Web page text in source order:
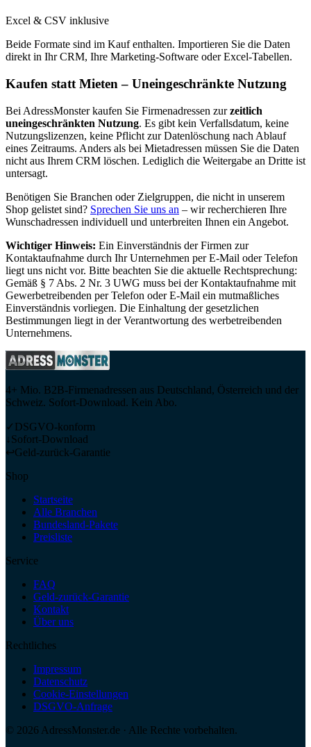
Excel & CSV inklusive
Beide Formate sind im Kauf enthalten. Importieren Sie die Daten
direkt in Ihr CRM, Ihre Marketing-Software oder Excel-Tabellen.
Kaufen statt Mieten – Uneingeschränkte Nutzung
Bei AdressMonster kaufen Sie Firmenadressen zur zeitlich
uneingeschränkten Nutzung. Es gibt kein Verfallsdatum, keine
Nutzungslizenzen, keine Pflicht zur Datenlöschung nach Ablauf
eines Zeitraums. Anders als bei Mietadressen müssen Sie die Daten
nicht aus Ihrem CRM löschen. Lediglich die Weitergabe an Dritte ist
untersagt.
Benötigen Sie Branchen oder Zielgruppen, die nicht in unserem
Shop gelistet sind? Sprechen Sie uns an – wir recherchieren Ihre
Wunschadressen individuell und unterbreiten Ihnen ein Angebot.
Wichtiger Hinweis: Ein Einverständnis der Firmen zur
Kontaktaufnahme durch Ihr Unternehmen per E-Mail oder Telefon
liegt uns nicht vor. Bitte beachten Sie die aktuelle Rechtsprechung:
Gemäß § 7 Abs. 2 Nr. 3 UWG muss bei der Kontaktaufnahme mit
Gewerbetreibenden per Telefon oder E-Mail ein mutmaßliches
Einverständnis vorliegen. Die Einhaltung der gesetzlichen
Bestimmungen liegt in der Verantwortung des werbetreibenden
Unternehmens.
4+ Mio. B2B-Firmenadressen aus Deutschland, Österreich und der
Schweiz. Sofort-Download. Kein Abo.
✓ DSGVO-konform
↓Sofort-Download
↩Geld-zurück-Garantie
Shop
Startseite
Alle Branchen
Bundesland-Pakete
Preisliste
Service
FAQ
Geld-zurück-Garantie
Kontakt
Über uns
Rechtliches
Impressum
Datenschutz
Cookie-Einstellungen
DSGVO-Anfrage
© 2026 AdressMonster.de · Alle Rechte vorbehalten.